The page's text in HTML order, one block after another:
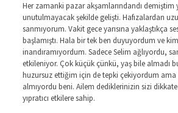
Her zamanki pazar akşamlarındandı demiştim
unutulmayacak şekilde gelişti. Hafızalardan
sanmıyorum. Vakit gece yarısına yaklaştıkça
başlamıştı. Hala bir tek ben duyuyordum ve
inandıramıyordum. Sadece Selim ağlıyordu,
etkileniyor. Çok küçük çünkü, yaş bile almadı
huzursuz ettiğim için de tepki çekiyordum ama
almıyordu beni. Ailem dediklerinizin sizi
yıpratıcı etkilere sahip.